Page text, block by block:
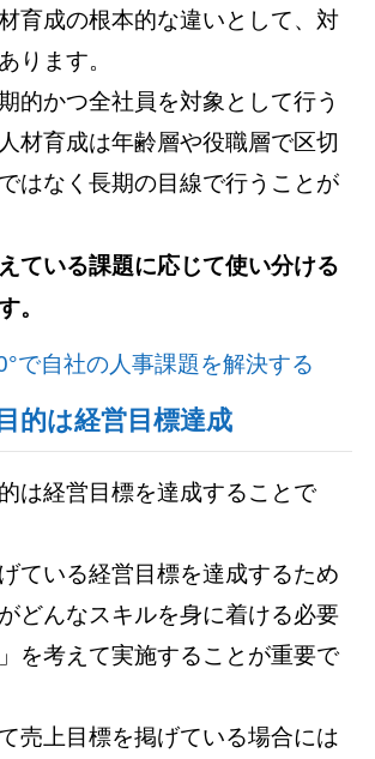
育成の根本的な違いとして、対
ります。
的かつ全社員を対象として行う
材育成は年齢層や役職層で区切
はなく長期の目線で行うことが
ている課題に応じて使い分ける
。
で自社の人事課題を解決する
的は経営目標達成
は経営目標を達成することで
ている経営目標を達成するため
どんなスキルを身に着ける必要
を考えて実施することが重要で
売上目標を掲げている場合には